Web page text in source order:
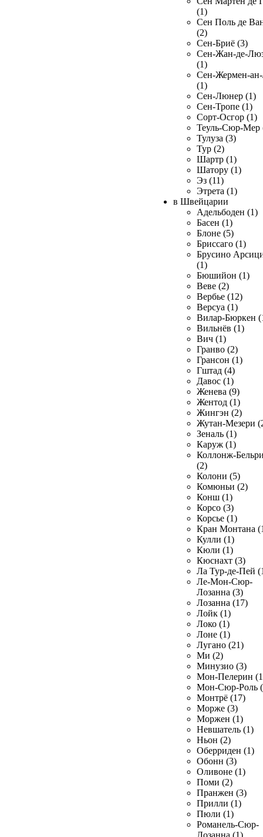
(1)
Сен Поль де
(2)
Сен-Бриё (3)
Сен-Жан-де-
(1)
Сен-Жермен-
(1)
Сен-Люнер (1)
Сен-Тропе (1)
Сорт-Осгор (1)
Теуль-Сюр-Мер
Тулуза (3)
Тур (2)
Шартр (1)
Шатору (1)
Эз (11)
Этрета (1)
в Швейцарии
Адельбоден (1)
Басен (1)
Блоне (5)
Бриссаго (1)
Брусино
(1)
Бюшийон (1)
Веве (2)
Вербье (12)
Версуа (1)
Вилар-Бюркен
Вильнёв (1)
Вич (1)
Гранво (2)
Грансон (1)
Гштад (4)
Давос (1)
Женева (9)
Жентод (1)
Жингэн (2)
Жутан-Мезери
Зеналь (1)
Каруж (1)
Коллонж-
(2)
Колони (5)
Комюньи (2)
Конш (1)
Корсо (3)
Корсье (1)
Кран Монтана
Кулли (1)
Кюли (1)
Кюснахт (3)
Ла Тур-де-Пей
Ле-Мон-Сюр-
Лозанна (3)
Лозанна (17)
Лойк (1)
Локо (1)
Лоне (1)
Лугано (21)
Ми (2)
Минузио (3)
Мон-Пелерин
Мон-Сюр-Роль
Монтрё (17)
Морже (3)
Моржен (1)
Невшатель (1)
Ньон (2)
Оберриден (1)
Обонн (3)
Оливоне (1)
Поми (2)
Пранжен (3)
Прилли (1)
Пюли (1)
Романель-Сюр-
Лозанна (1)